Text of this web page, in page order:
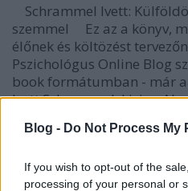
Blog - Do Not Process My
If you wish to opt-out of the
processing of your personal or
Schrammel Ivett:
szemmel Ez az a könyv,
élőnek és költözést
Pszichológus Online Blog
book formátumban - már
Ivett Schrammel: Living